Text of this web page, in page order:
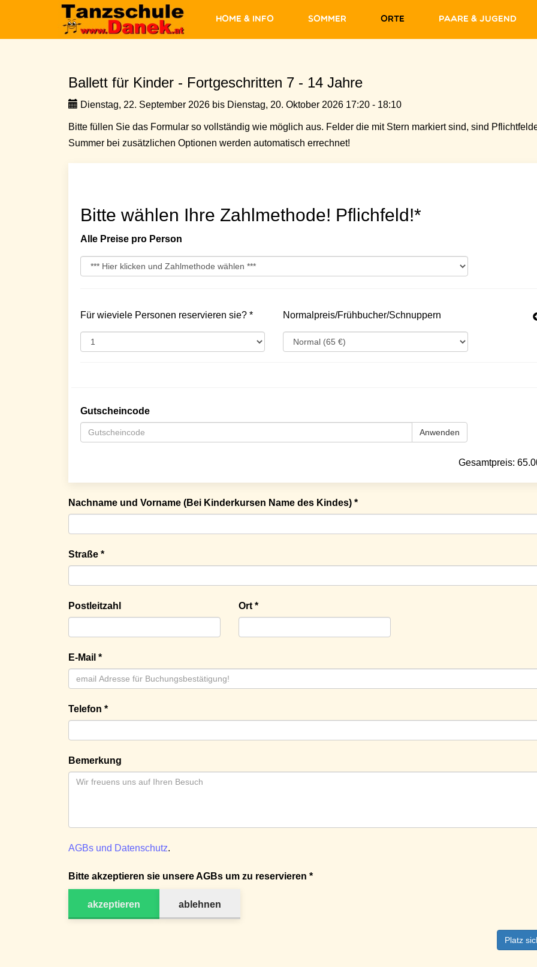
Home & Info Sommer Orte Paare & Jugend
Ballett für Kinder - Fortgeschritten 7 - 14 Jahre
Dienstag, 22. September 2026 bis Dienstag, 20. Oktober 2026 17:20 - 18:10
Bitte füllen Sie das Formular so vollständig wie möglich aus. Felder die mit Stern markiert sind, sind
Summer bei zusätzlichen Optionen werden automatisch errechnet!
Bitte wählen Ihre Zahlmethode! Pflichfeld!*
Alle Preise pro Person
Für wieviele Personen reservieren sie? * Normalpreis/Frühbucher/Schnuppern
Gutscheincode
Anwenden
Gesamtpreis:
Nachname und Vorname (Bei Kinderkursen Name des Kindes) *
Straße *
Postleitzahl Ort *
E-Mail *
Telefon *
Bemerkung
AGBs und Datenschutz.
Bitte akzeptieren sie unsere AGBs um zu reservieren *
akzeptieren ablehnen
Platz